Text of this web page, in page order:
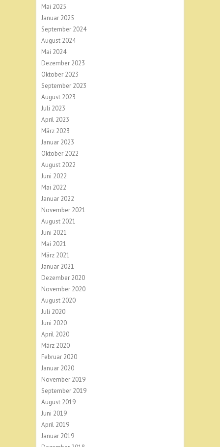
Mai 2025
Januar 2025
September 2024
August 2024
Mai 2024
Dezember 2023
Oktober 2023
September 2023
August 2023
Juli 2023
April 2023
März 2023
Januar 2023
Oktober 2022
August 2022
Juni 2022
Mai 2022
Januar 2022
November 2021
August 2021
Juni 2021
Mai 2021
März 2021
Januar 2021
Dezember 2020
November 2020
August 2020
Juli 2020
Juni 2020
April 2020
März 2020
Februar 2020
Januar 2020
November 2019
September 2019
August 2019
Juni 2019
April 2019
Januar 2019